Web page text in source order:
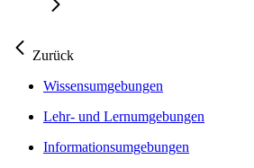
Zurück
Wissensumgebungen
Lehr- und Lernumgebungen
Informationsumgebungen